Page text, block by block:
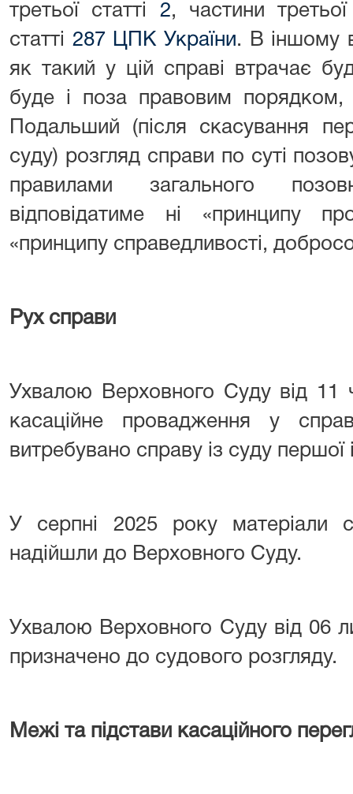
третьої статті 2, частини
статті 287 ЦПК України. В іншому
як такий у цій справі втрачає
буде і поза правовим порядком,
Подальший (після скасування
суду) розгляд справи по суті
правилами загального
відповідатиме ні «принципу
«принципу справедливості,
Рух справи
Ухвалою Верховного Суду від 11
касаційне провадження у
витребувано справу із суду першої
У серпні 2025 року
надійшли до Верховного Суду.
Ухвалою Верховного Суду від 06
призначено до судового розгляду.
Межі та підстави касаційного